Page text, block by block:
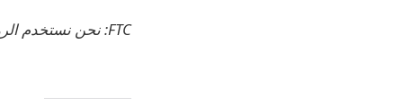
FTC: نحن نستخدم الروابط التابعة التلقائية لكسب الدخل.